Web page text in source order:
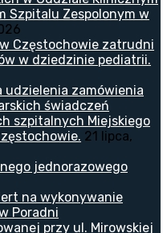
Szpitalu Zespolonym w
Częstochowie zatrudni
w dziedzinie pediatrii.
udzielenia zamówienia
świadczeń
szpitalnych Miejskiego
21 lipca,
jednorazowego
na wykonywanie
Poradni
przy ul. Mirowskiej